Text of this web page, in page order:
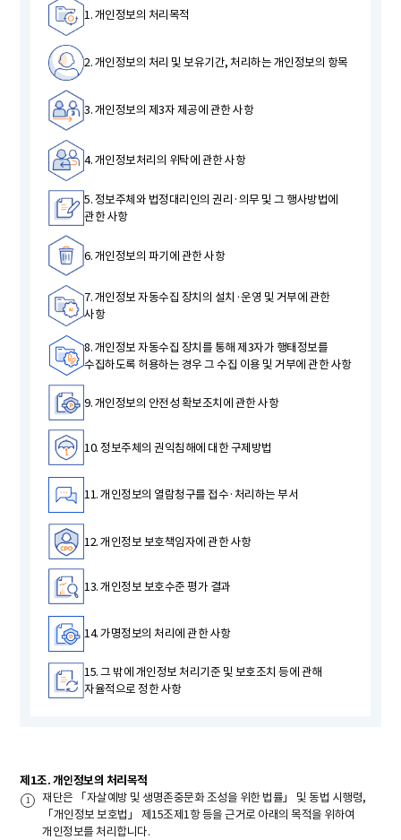
1. 개인정보의 처리목적
2. 개인정보의 처리 및 보유기간, 처리하는 개인정보의 항목
3. 개인정보의 제3자 제공에 관한 사항
4. 개인정보처리의 위탁에 관한 사항
5. 정보주체와 법정대리인의 권리·의무 및 그 행사방법에
관한 사항
6. 개인정보의 파기에 관한 사항
7. 개인정보 자동수집 장치의 설치·운영 및 거부에 관한
사항
8. 개인정보 자동수집 장치를 통해 제3자가 행태정보를
수집하도록 허용하는 경우 그 수집 이용 및 거부에 관한 사항
9. 개인정보의 안전성 확보조치에 관한 사항
10. 정보주체의 권익침해에 대한 구제방법
11. 개인정보의 열람청구를 접수·처리하는 부서
12. 개인정보 보호책임자에 관한 사항
13. 개인정보 보호수준 평가 결과
14. 가명정보의 처리에 관한 사항
15. 그 밖에 개인정보 처리기준 및 보호조치 등에 관해
자율적으로 정한 사항
제1조. 개인정보의 처리목적
재단은 「자살예방 및 생명존중문화 조성을 위한 법률」 및 동법 시행령,
「개인정보 보호법」 제15조제1항 등을 근거로 아래의 목적을 위하여
개인정보를 처리합니다.